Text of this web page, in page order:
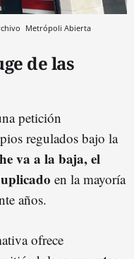
Metrópoli Abierta
de las
petición
regulados bajo la
va a la baja, el
en la mayoría
años.
ofrece